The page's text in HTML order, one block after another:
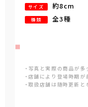
サイズ 約8cm
種類 全3種
・写真と実際の商品が
・店舗により登場時期
・取扱店舗は随時更新と